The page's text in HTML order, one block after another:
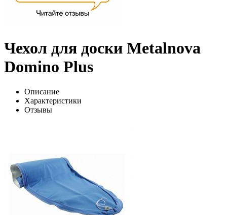
Чехол для доски Metalnova
Domino Plus
Описание
Характеристики
Отзывы